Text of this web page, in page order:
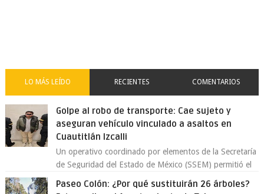
LO MÁS LEÍDO RECIENTES COMENTARIOS
Golpe al robo de transporte: Cae sujeto y
aseguran vehículo vinculado a asaltos en
Cuautitlán Izcalli
Un operativo coordinado por elementos de la Secretaría
de Seguridad del Estado de México (SSEM) permitió el
Paseo Colón: ¿Por qué sustituirán 26 árboles?